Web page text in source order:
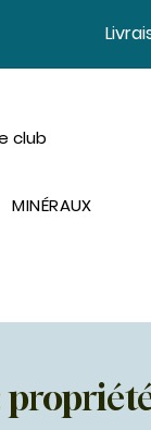
club
MINÉRAUX